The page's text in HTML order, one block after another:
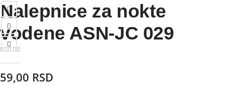
Nalepnice za nokte
vodene ASN-JC 029
59,00 RSD